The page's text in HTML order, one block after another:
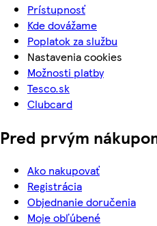
Prístupnosť
Kde dovážame
Poplatok za službu
Nastavenia cookies
Možnosti platby
Tesco.sk
Clubcard
Pred prvým
Ako nakupovať
Registrácia
Objednanie doručenia
Moje obľúbené